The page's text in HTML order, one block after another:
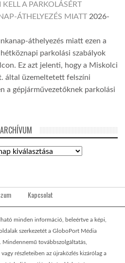
A PARKOLÁSÉRT
ÁTHELYEZÉS MIATT 2026-
áthelyezés miatt ezen a
parkolási szabályok
Ez azt jelenti, hogy a Miskolci
által üzemeltetett felszíni
a gépjárművezetőknek parkolási
ARCHÍVUM
Kapcsolat
minden információ, beleértve a képi,
szerkezetét a GloboPort Média
Mindennemű továbbszolgáltatás,
részleteiben az újraközlés kizárólag a